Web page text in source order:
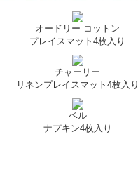
オードリー コットン
プレイスマット4枚入り
チャーリー
リネンプレイスマット4枚入り
ベル
ナプキン4枚入り